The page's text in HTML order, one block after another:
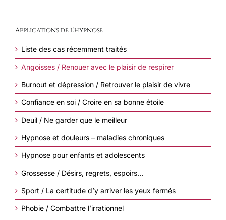
Applications de l’hypnose
Liste des cas récemment traités
Angoisses / Renouer avec le plaisir de respirer
Burnout et dépression / Retrouver le plaisir de vivre
Confiance en soi / Croire en sa bonne étoile
Deuil / Ne garder que le meilleur
Hypnose et douleurs – maladies chroniques
Hypnose pour enfants et adolescents
Grossesse / Désirs, regrets, espoirs…
Sport / La certitude d’y arriver les yeux fermés
Phobie / Combattre l’irrationnel